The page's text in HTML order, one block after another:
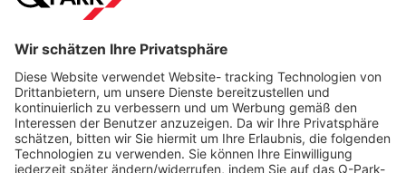
Direkt zum
Download